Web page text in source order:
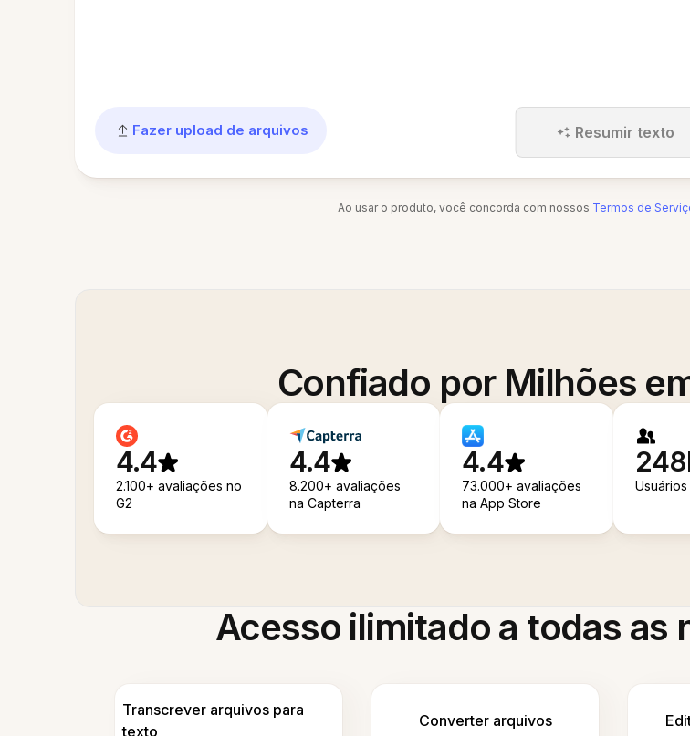
Fazer upload de arquivos Resumir texto
Ao usar o produto, você concorda com nossos Termos de
Confiado por Milhões
4.4
2.100+ avaliações no
G2
4.4
8.200+ avaliações
na Capterra
4.4
73.000+ avaliações
na App Store
Acesso ilimitado a todas as
Transcrever arquivos para
texto
Converter arquivos